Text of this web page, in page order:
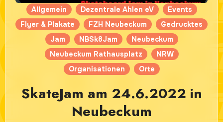
Allgemein Dezentrale Ahlen eV
Events
Flyer & Plakate
FZH Neubeckum
Gedrucktes
Jam
NBSk8Jam
Neubeckum
Neubeckum Rathausplatz
NRW
Organisationen
Orte
SkateJam am 24.6.2022 in
Neubeckum